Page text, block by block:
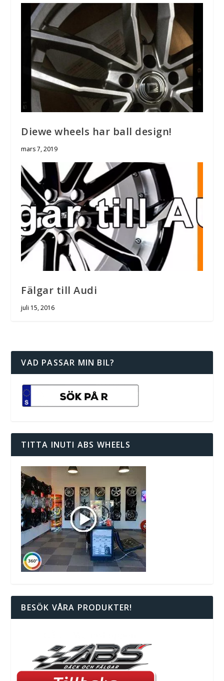
Diewe wheels har ball design!
mars 7, 2019
Fälgar till Audi
juli 15, 2016
VAD PASSAR MIN BIL?
TITTA INUTI ABS WHEELS
BESÖK VÅRA PRODUKTER!